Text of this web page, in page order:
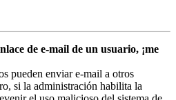
de e-mail de un usuario, ¡me
pueden enviar e-mail a otros
si la administración habilita la